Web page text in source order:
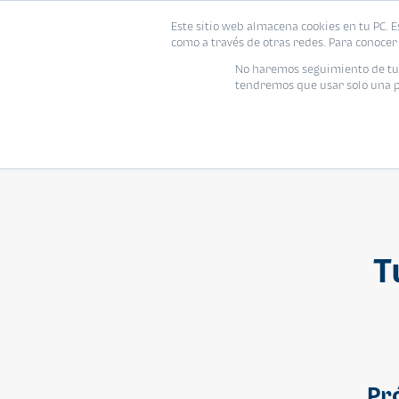
Este sitio web almacena cookies en tu
como a través de otras redes. Para
No haremos seguimiento de
tendremos que usar solo una